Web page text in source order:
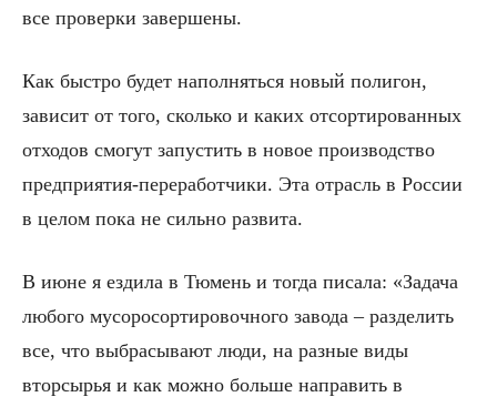
все проверки завершены.
Как быстро будет наполняться новый полигон,
зависит от того, сколько и каких отсортированных
отходов смогут запустить в новое производство
предприятия-переработчики. Эта отрасль в России
в целом пока не сильно развита.
В июне я ездила в Тюмень и тогда писала: «Задача
любого мусоросортировочного завода – разделить
все, что выбрасывают люди, на разные виды
вторсырья и как можно больше направить в